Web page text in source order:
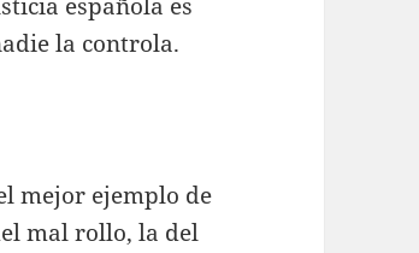
la controla.
mejor ejemplo de
mal rollo, la del